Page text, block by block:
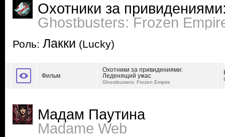
Охотники за
Ghostbusters: Frozen
Роль: Лакки (Lucky)
Фильм
Охотники за привидениями:
Леденящий ужас
Ghostbusters: Frozen Empire
Мадам Паутина
Madame Web